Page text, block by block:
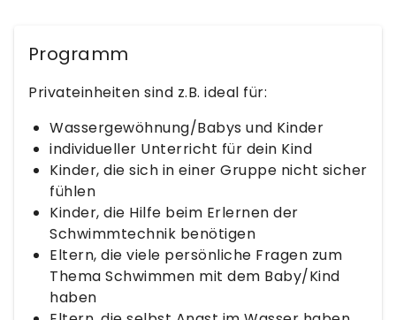
Programm
Privateinheiten sind z.B. ideal für:
Wassergewöhnung/Babys und Kinder
individueller Unterricht für dein Kind
Kinder, die sich in einer Gruppe nicht sicher
fühlen
Kinder, die Hilfe beim Erlernen der
Schwimmtechnik benötigen
Eltern, die viele persönliche Fragen zum
Thema Schwimmen mit dem Baby/Kind
haben